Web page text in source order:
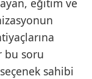
eğitim ve
bu soru
sahibi